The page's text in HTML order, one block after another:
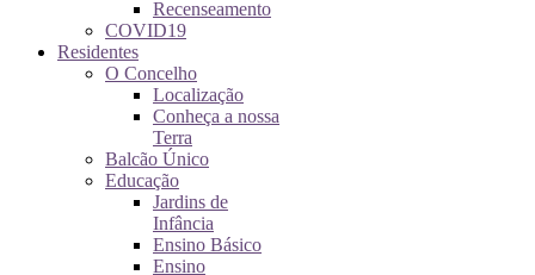
Recenseamento
COVID19
Residentes
O Concelho
Localização
Conheça a nossa
Terra
Balcão Único
Educação
Jardins de
Infância
Ensino Básico
Ensino